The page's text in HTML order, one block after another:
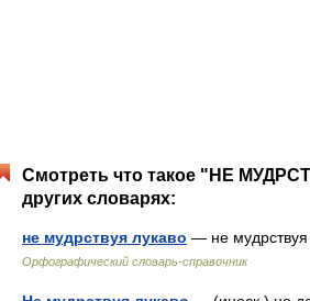
Смотреть что такое "НЕ
других словарях:
не мудрствуя лукаво — не
Орфографический словарь-справочник